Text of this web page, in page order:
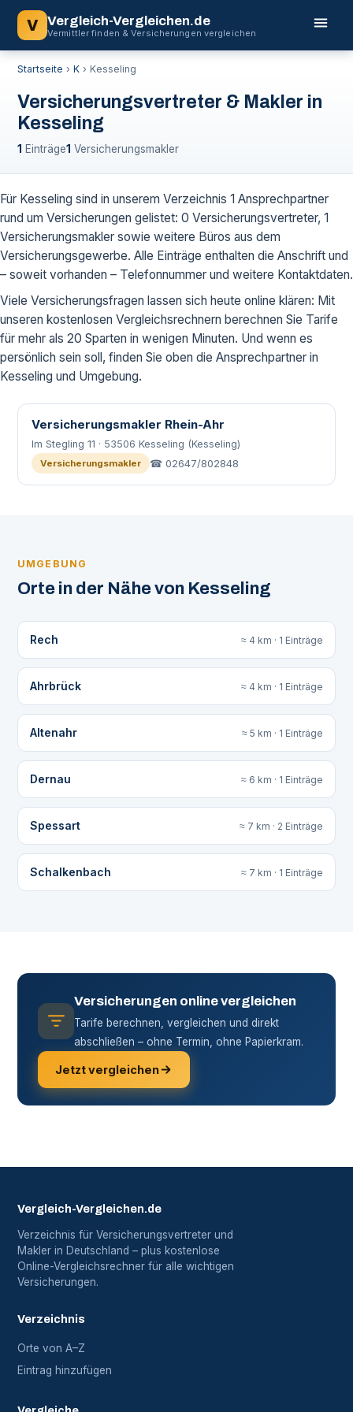
V Vergleich-Vergleichen.de
Vermittler finden & Versicherungen vergleichen
Startseite › K › Kesseling
Versicherungsvertreter & Makler in
Kesseling
1 Einträge1 Versicherungsmakler
Für Kesseling sind in unserem Verzeichnis 1 Ansprechpartner
rund um Versicherungen gelistet: 0 Versicherungsvertreter, 1
Versicherungsmakler sowie weitere Büros aus dem
Versicherungsgewerbe. Alle Einträge enthalten die Anschrift und
– soweit vorhanden – Telefonnummer und weitere Kontaktdaten.
Viele Versicherungsfragen lassen sich heute online klären: Mit
unseren kostenlosen Vergleichsrechnern berechnen Sie Tarife
für mehr als 20 Sparten in wenigen Minuten. Und wenn es
persönlich sein soll, finden Sie oben die Ansprechpartner in
Kesseling und Umgebung.
Versicherungsmakler Rhein-Ahr
Im Stegling 11 · 53506 Kesseling (Kesseling)
Versicherungsmakler ☎ 02647/802848
UMGEBUNG
Orte in der Nähe von Kesseling
Rech ≈ 4 km · 1 Einträge
Ahrbrück ≈ 4 km · 1 Einträge
Altenahr ≈ 5 km · 1 Einträge
Dernau ≈ 6 km · 1 Einträge
Spessart ≈ 7 km · 2 Einträge
Schalkenbach ≈ 7 km · 1 Einträge
Versicherungen online vergleichen
Tarife berechnen, vergleichen und direkt
abschließen – ohne Termin, ohne Papierkram.
Jetzt vergleichen
Vergleich-Vergleichen.de
Verzeichnis für Versicherungsvertreter und
Makler in Deutschland – plus kostenlose
Online-Vergleichsrechner für alle wichtigen
Versicherungen.
Verzeichnis
Orte von A–Z
Eintrag hinzufügen